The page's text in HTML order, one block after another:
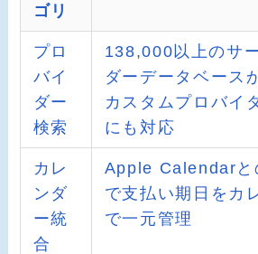
ゴリ
プロ
バイ
ダー
検索
138,000以上のサ
ダーデータベース
カスタムプロバイ
にも対応
カレ
ンダ
ー統
合
Apple Calendarと
で支払い期日をカ
で一元管理